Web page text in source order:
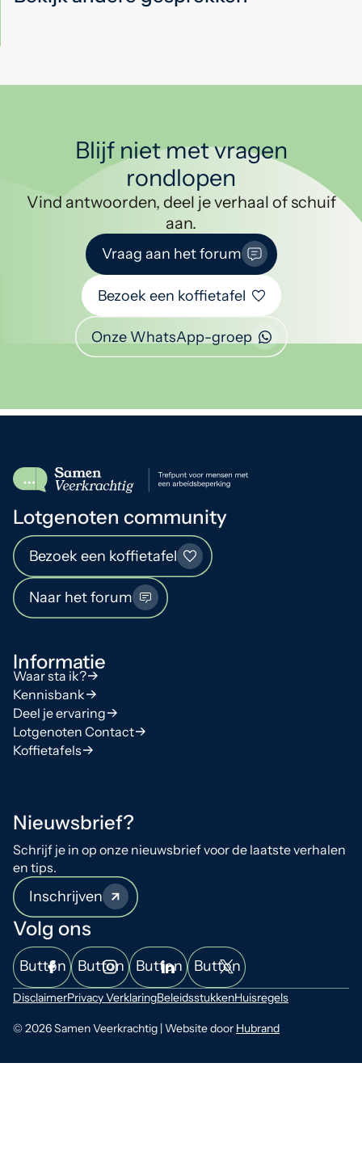
Blijf niet met vragen
rondlopen
Vind antwoorden, deel je verhaal of schuif
aan.
Vraag aan het forum
Bezoek een koffietafel
Onze WhatsApp-groep
Lotgenoten community
Bezoek een koffietafel
Naar het forum
Informatie
Waar sta ik?
Kennisbank
Deel je ervaring
Lotgenoten Contact
Koffietafels
Nieuwsbrief?
Schrijf je in op onze nieuwsbrief voor de laatste verhalen
en tips.
Inschrijven
Volg ons
Button Button Button Button
© 2026 Samen Veerkrachtig | Website door Hubrand
DisclaimerPrivacy VerklaringBeleidsstukkenHuisregels